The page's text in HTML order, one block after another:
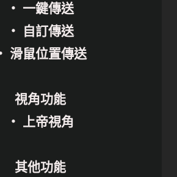
・ 一鍵傳送
・ 自訂傳送
滑鼠位置傳送
視角功能
・ 上帝視角
其他功能